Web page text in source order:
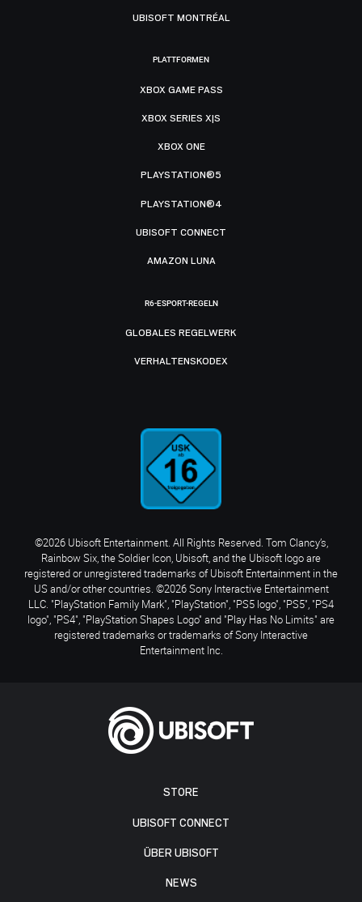
STORE
UBISOFT CONNECT
ÜBER UBISOFT
NEWS
UBISOFT MONTRÉAL
PLATTFORMEN
XBOX GAME PASS
XBOX SERIES X|S
XBOX ONE
PLAYSTATION®5
PLAYSTATION®4
UBISOFT CONNECT
AMAZON LUNA
R6-ESPORT-REGELN
GLOBALES REGELWERK
VERHALTENSKODEX
©2026 Ubisoft Entertainment. All Rights Reserved. Tom Clancy’s,
Rainbow Six, the Soldier Icon, Ubisoft, and the Ubisoft logo are
registered or unregistered trademarks of Ubisoft Entertainment in the
US and/or other countries. ©2026 Sony Interactive Entertainment
LLC. "PlayStation Family Mark", "PlayStation", "PS5 logo", "PS5", "PS4
logo", "PS4", "PlayStation Shapes Logo" and "Play Has No Limits" are
registered trademarks or trademarks of Sony Interactive
Entertainment Inc.